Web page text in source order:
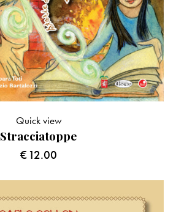
Stracciatoppe
€12.00
Quick view